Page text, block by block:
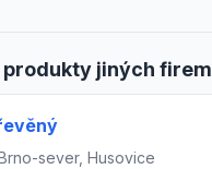
produkty jiných firem
sever, Husovice